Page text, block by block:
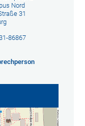
Nord
31
86867